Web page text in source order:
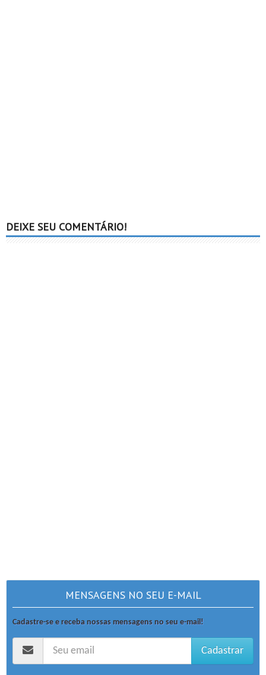
DEIXE SEU COMENTÁRIO!
MENSAGENS NO SEU E-MAIL
Cadastre-se e receba nossas mensagens no seu e-mail!
Cadastrar